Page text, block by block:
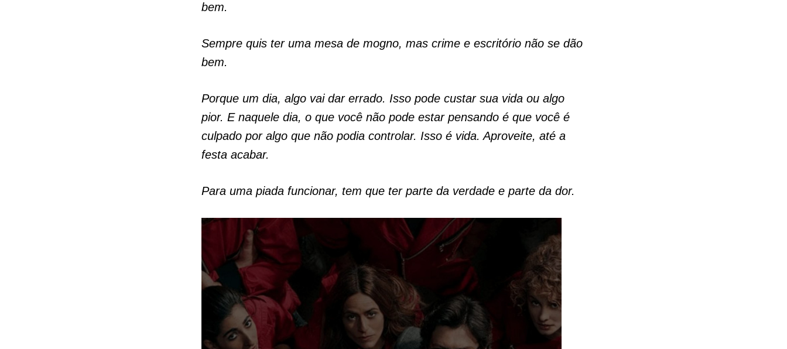
bem.
Sempre quis ter uma mesa de mogno, mas crime e escritório não se dão
bem.
Porque um dia, algo vai dar errado. Isso pode custar sua vida ou algo
pior. E naquele dia, o que você não pode estar pensando é que você é
culpado por algo que não podia controlar. Isso é vida. Aproveite, até a
festa acabar.
Para uma piada funcionar, tem que ter parte da verdade e parte da dor.